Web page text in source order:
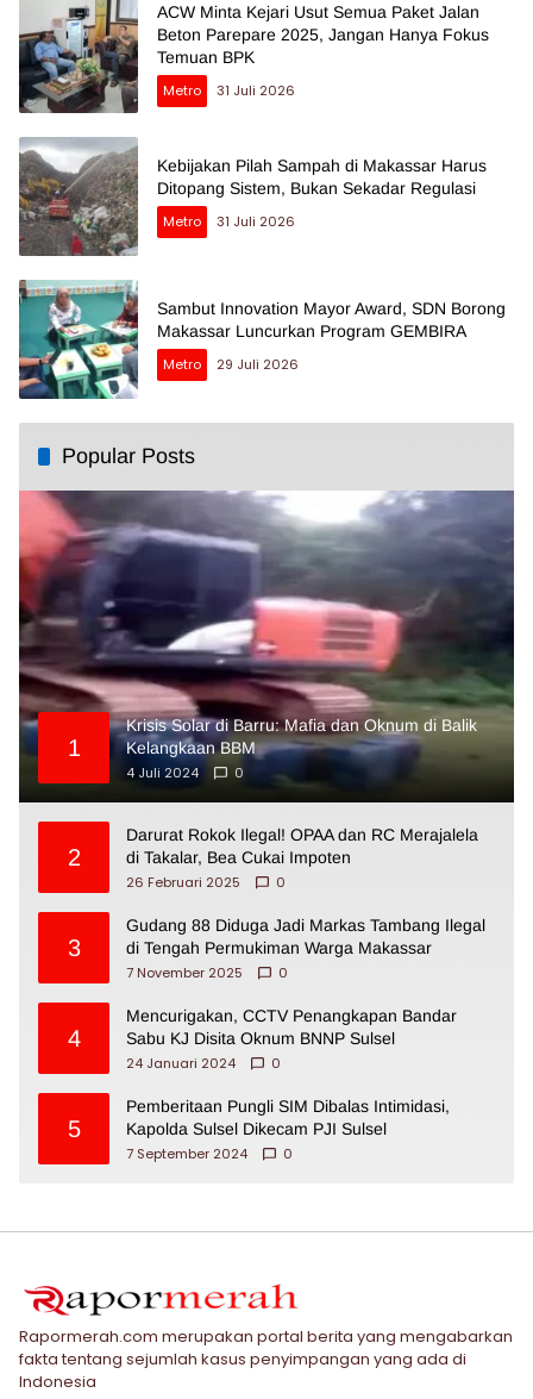
ACW Minta Kejari Usut Semua Paket Jalan
Beton Parepare 2025, Jangan Hanya Fokus
Temuan BPK
Metro
31 Juli 2026
Kebijakan Pilah Sampah di Makassar Harus
Ditopang Sistem, Bukan Sekadar Regulasi
Metro
31 Juli 2026
Sambut Innovation Mayor Award, SDN Borong
Makassar Luncurkan Program GEMBIRA
Metro
29 Juli 2026
Popular Posts
1
Krisis Solar di Barru: Mafia dan Oknum di Balik
Kelangkaan BBM
4 Juli 2024
0
2
Darurat Rokok Ilegal! OPAA dan RC Merajalela
di Takalar, Bea Cukai Impoten
26 Februari 2025
0
3
Gudang 88 Diduga Jadi Markas Tambang Ilegal
di Tengah Permukiman Warga Makassar
7 November 2025
0
4
Mencurigakan, CCTV Penangkapan Bandar
Sabu KJ Disita Oknum BNNP Sulsel
24 Januari 2024
0
5
Pemberitaan Pungli SIM Dibalas Intimidasi,
Kapolda Sulsel Dikecam PJI Sulsel
7 September 2024
0
Rapormerah.com merupakan portal berita yang mengabarkan
fakta tentang sejumlah kasus penyimpangan yang ada di
Indonesia